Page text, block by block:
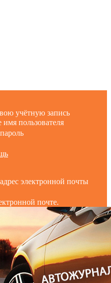
учётную запись
пользователя
электронной почты
почте.